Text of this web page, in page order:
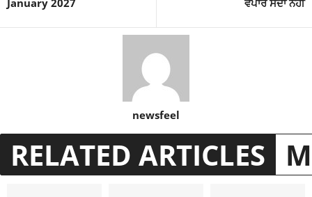
January 2027 ਵਪਾਰ ਸੌਦਾ ਨਹੀਂ
newsfeel
RELATED ARTICLES